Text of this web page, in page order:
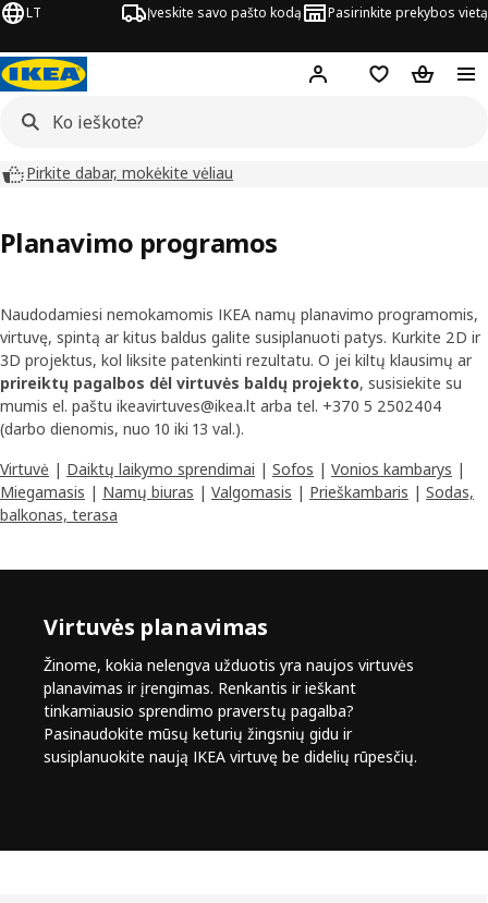
LT Įveskite savo pašto kodą Pasirinkite prekybos vietą
Hej! Prisijungti
Pageidavimų
Pirkinių
Pirkite dabar, mokėkite vėliau
Planavimo programos
Naudodamiesi nemokamomis IKEA namų planavimo programomis,
virtuvę, spintą ar kitus baldus galite susiplanuoti patys. Kurkite 2D ir
3D projektus, kol liksite patenkinti rezultatu. O jei kiltų klausimų ar
prireiktų pagalbos dėl virtuvės baldų projekto, susisiekite su
mumis el. paštu ikeavirtuves@ikea.lt arba tel. +370 5 2502404
(darbo dienomis, nuo 10 iki 13 val.).
Virtuvė | Daiktų laikymo sprendimai | Sofos | Vonios kambarys |
Miegamasis | Namų biuras | Valgomasis | Prieškambaris | Sodas,
balkonas, terasa
Virtuvės planavimas
Žinome, kokia nelengva užduotis yra naujos virtuvės
planavimas ir įrengimas. Renkantis ir ieškant
tinkamiausio sprendimo praverstų pagalba?
Pasinaudokite mūsų keturių žingsnių gidu ir
susiplanuokite naują IKEA virtuvę be didelių rūpesčių.